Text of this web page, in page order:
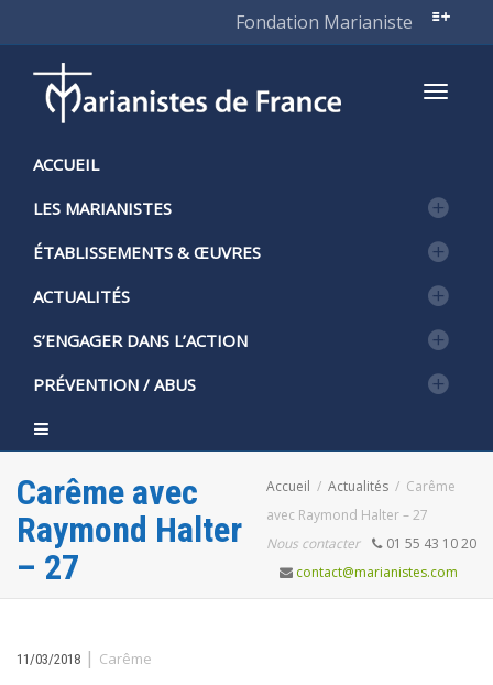
Fondation Marianiste
ACCUEIL
LES MARIANISTES
ÉTABLISSEMENTS & ŒUVRES
ACTUALITÉS
S’ENGAGER DANS L’ACTION
PRÉVENTION / ABUS
Carême avec
Raymond Halter
– 27
Accueil Actualités
Carême
avec Raymond Halter – 27
Nous contacter
01 55 43 10 20
contact@marianistes.com
11/03/2018 | Carême